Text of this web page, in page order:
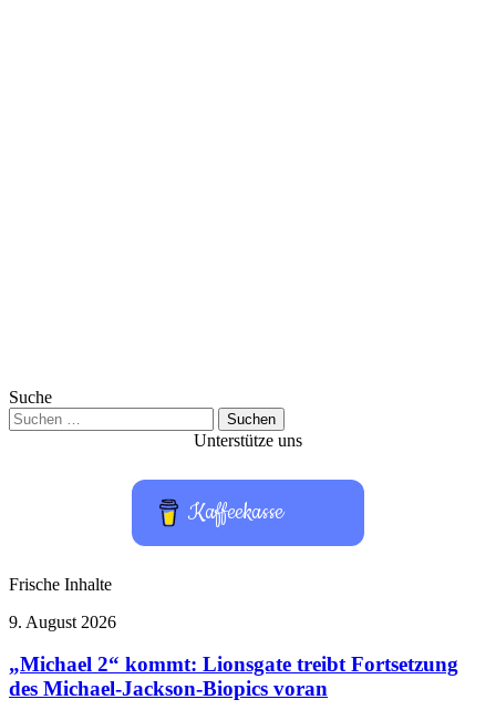
Suche
Suchen
nach:
Unterstütze uns
Kaffeekasse
Frische Inhalte
„Michael
kommt:
Lionsgate
treibt
9. August 2026
„Michael 2“ kommt: Lionsgate treibt Fortsetzung
des Michael-Jackson-Biopics voran